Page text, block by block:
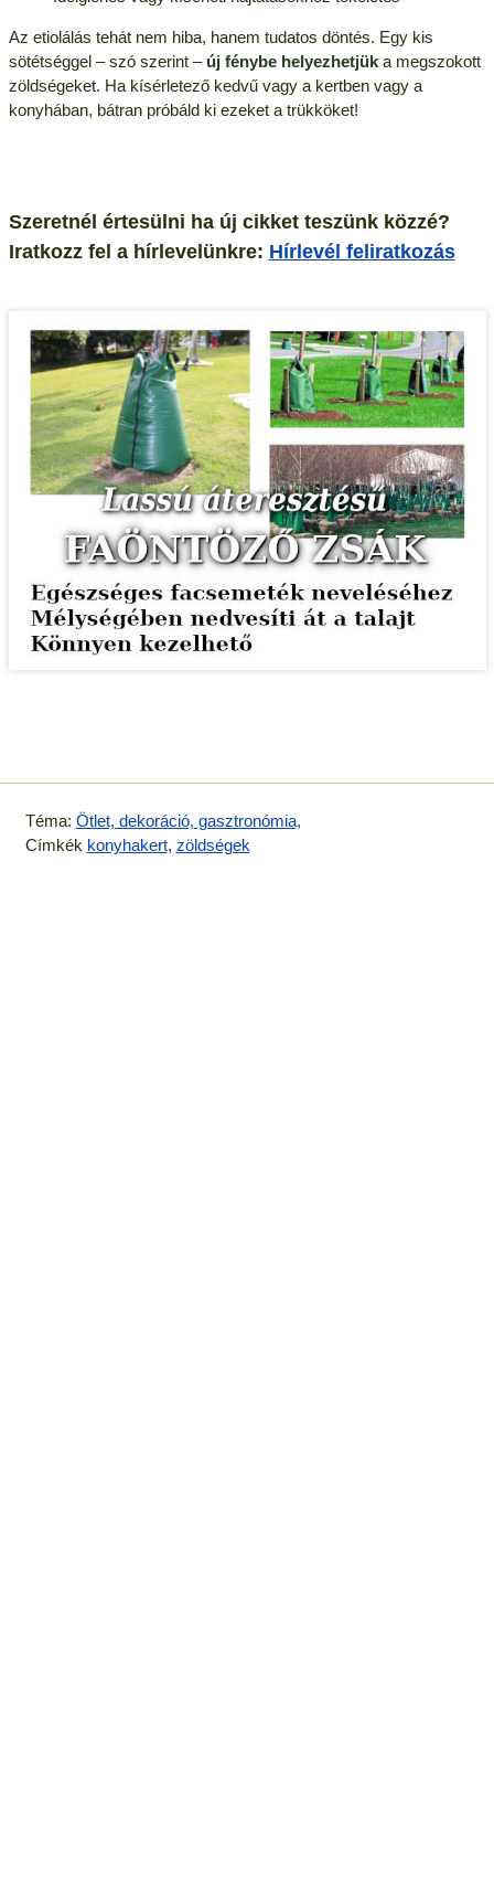
Az etiolálás tehát nem hiba, hanem tudatos döntés. Egy kis
sötétséggel – szó szerint – új fénybe helyezhetjüka megszokott
zöldségeket. Ha kísérletező kedvű vagy a kertben vagy a
konyhában, bátran próbáld ki ezeket a trükköket!
Szeretnél értesülni ha új cikket teszünk közzé?
Iratkozz fel a hírlevelünkre: Hírlevél feliratkozás
Téma: Ötlet, dekoráció, gasztronómia,
Címkék konyhakert, zöldségek